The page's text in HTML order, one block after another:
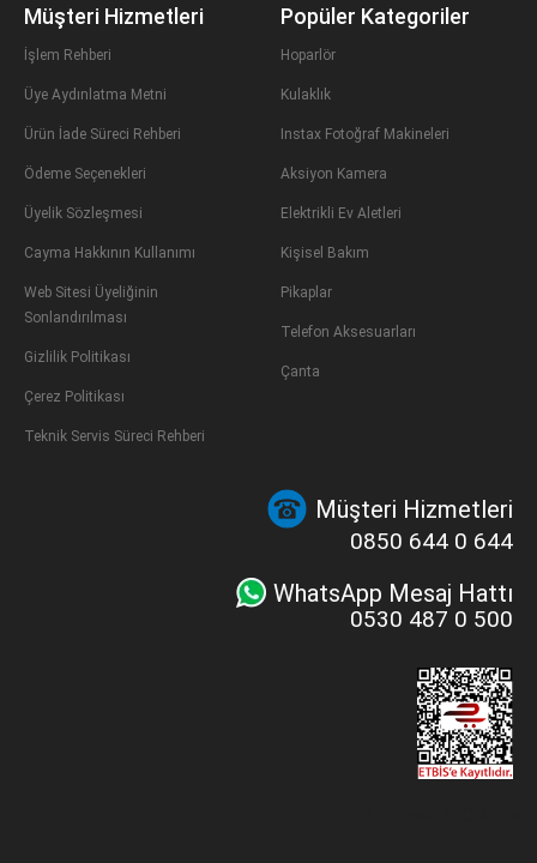
Müşteri Hizmetleri
İşlem Rehberi
Üye Aydınlatma Metni
Ürün İade Süreci Rehberi
Ödeme Seçenekleri
Üyelik Sözleşmesi
Cayma Hakkının Kullanımı
Web Sitesi Üyeliğinin
Sonlandırılması
Gizlilik Politikası
Çerez Politikası
Teknik Servis Süreci Rehberi
Popüler Kategoriler
Hoparlör
Kulaklık
Instax Fotoğraf Makineleri
Aksiyon Kamera
Elektrikli Ev Aletleri
Kişisel Bakım
Pikaplar
Telefon Aksesuarları
Çanta
Müşteri Hizmetleri
0850 644 0 644
WhatsApp Mesaj Hattı
0530 487 0 500